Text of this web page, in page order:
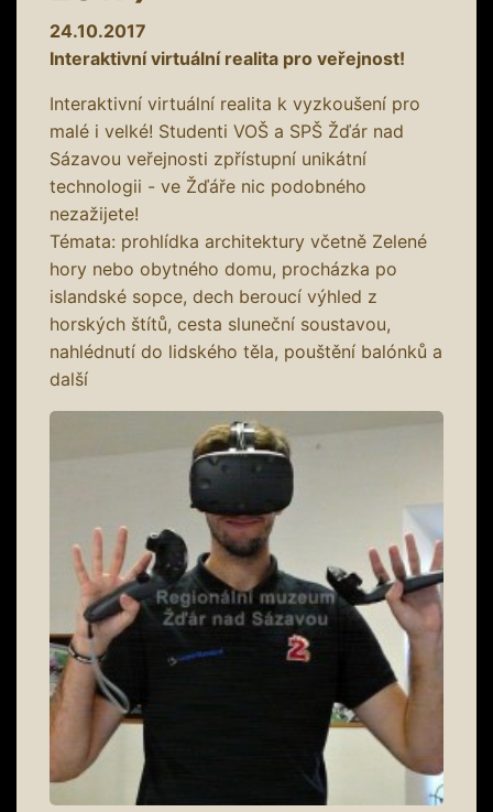
24.10.2017
Interaktivní virtuální realita pro veřejnost!
Interaktivní virtuální realita k vyzkoušení pro
malé i velké! Studenti VOŠ a SPŠ Žďár nad
Sázavou veřejnosti zpřístupní unikátní
technologii - ve Žďáře nic podobného
nezažijete!
Témata: prohlídka architektury včetně Zelené
hory nebo obytného domu, procházka po
islandské sopce, dech beroucí výhled z
horských štítů, cesta sluneční soustavou,
nahlédnutí do lidského těla, pouštění balónků a
další